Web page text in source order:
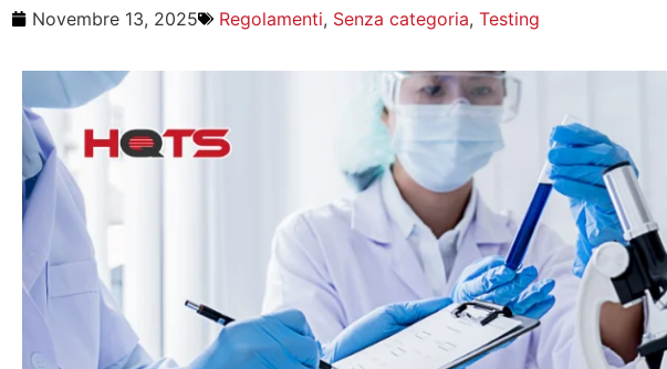
Novembre 13, 2025 Regolamenti, Senza categoria, Testing